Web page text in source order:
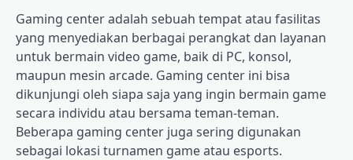
Gaming center adalah sebuah tempat atau fasilitas
yang menyediakan berbagai perangkat dan layanan
untuk bermain video game, baik di PC, konsol,
maupun mesin arcade. Gaming center ini bisa
dikunjungi oleh siapa saja yang ingin bermain game
secara individu atau bersama teman-teman.
Beberapa gaming center juga sering digunakan
sebagai lokasi turnamen game atau esports.